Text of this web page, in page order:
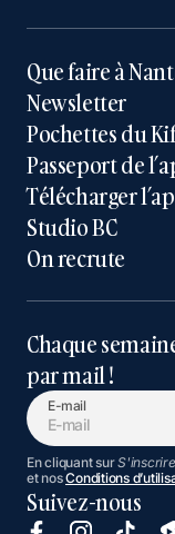
Que faire à
Newsletter
Pochettes du
Passeport de
Télécharger
Studio BC
On recrute
Chaque
par mail !
E-mail
En cliquant surS'inscrire
et nosConditions
Suivez-nous